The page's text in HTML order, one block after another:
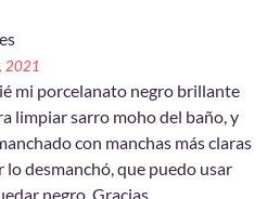
2021
mi porcelanato negro brillante
limpiar sarro moho del baño, y
con manchas más claras
lo desmanchó, que puedo usar
negro. Gracias